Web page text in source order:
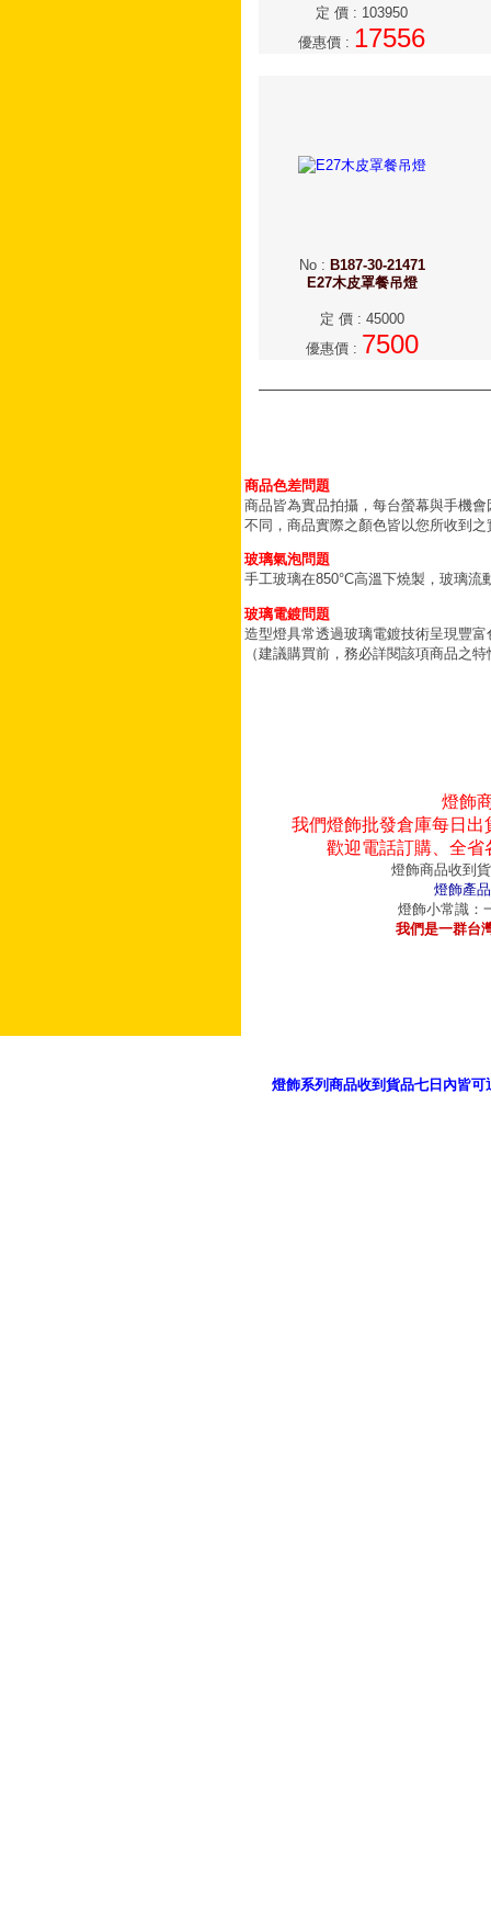
定 價 : 103950
優惠價 : 17556
No: B187-30-21471
E27木皮罩餐吊燈
定 價: 45000
優惠價: 7500
商品色差問題
商品皆為實品拍攝，每台螢幕與手機
不同，商品實際之顏色皆以您所收到之
玻璃氣泡問題
手工玻璃在850°C高溫下燒製，玻璃
玻璃電鍍問題
造型燈具常透過玻璃電鍍技術呈現豐
（建議購買前，務必詳閱該項商品之
燈飾
我們燈飾批發倉庫每日
歡迎電話訂購、全
燈飾商品收到
燈飾產
燈飾小常識：
我們是一群台
燈飾系列商品收到貨品七日內皆